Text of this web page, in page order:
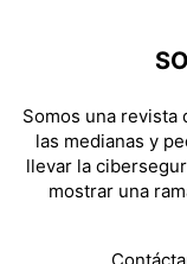
Somos una revista
las medianas y
llevar la
mostrar una